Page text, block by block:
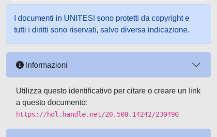
I documenti in UNITESI sono protetti da copyright e
tutti i diritti sono riservati, salvo diversa indicazione.
Informazioni
Utilizza questo identificativo per citare o creare un link
a questo documento:
https://hdl.handle.net/20.500.14242/230490